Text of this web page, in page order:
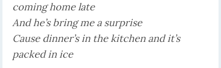
coming home late
And he’s bring me a surprise
Cause dinner’s in the kitchen and it’s
packed in ice